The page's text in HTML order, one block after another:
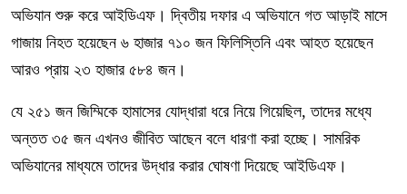
অভিযান শুরু করে আইডিএফ। দ্বিতীয় দফার এ অভিযানে গত আড়াই মাসে
গাজায় নিহত হয়েছেন ৬ হাজার ৭১০ জন ফিলিস্তিনি এবং আহত হয়েছেন
আরও প্রায় ২৩ হাজার ৫৮৪ জন।
যে ২৫১ জন জিম্মিকে হামাসের যোদ্ধারা ধরে নিয়ে গিয়েছিল, তাদের মধ্যে
অন্তত ৩৫ জন এখনও জীবিত আছেন বলে ধারণা করা হচ্ছে। সামরিক
অভিযানের মাধ্যমে তাদের উদ্ধার করার ঘোষণা দিয়েছে আইডিএফ।